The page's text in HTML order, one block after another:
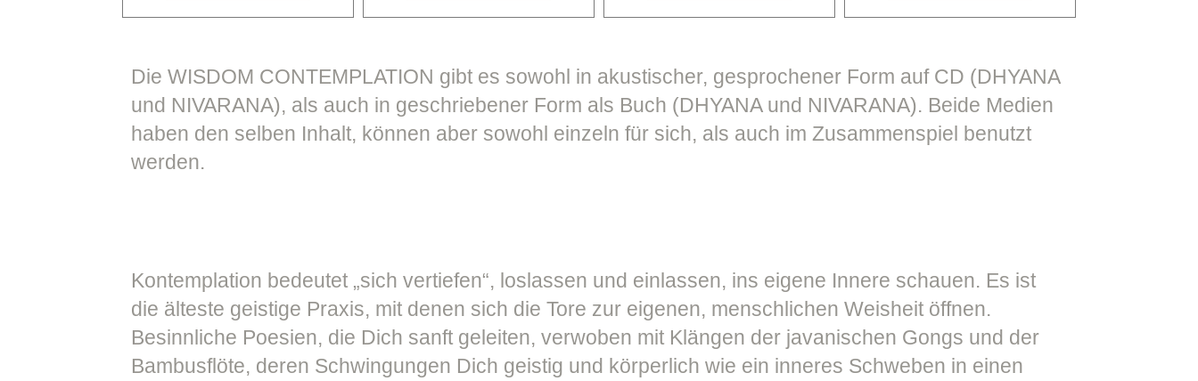
Die WISDOM CONTEMPLATION gibt es sowohl in akustischer, gesprochener Form auf CD (DHYANA
und NIVARANA), als auch in geschriebener Form als Buch (DHYANA und NIVARANA). Beide Medien
haben den selben Inhalt, können aber sowohl einzeln für sich, als auch im Zusammenspiel benutzt
werden.
Kontemplation bedeutet „sich vertiefen“, loslassen und einlassen, ins eigene Innere schauen. Es ist
die älteste geistige Praxis, mit denen sich die Tore zur eigenen, menschlichen Weisheit öffnen.
Besinnliche Poesien, die Dich sanft geleiten, verwoben mit Klängen der javanischen Gongs und der
Bambusflöte, deren Schwingungen Dich geistig und körperlich wie ein inneres Schweben in einen